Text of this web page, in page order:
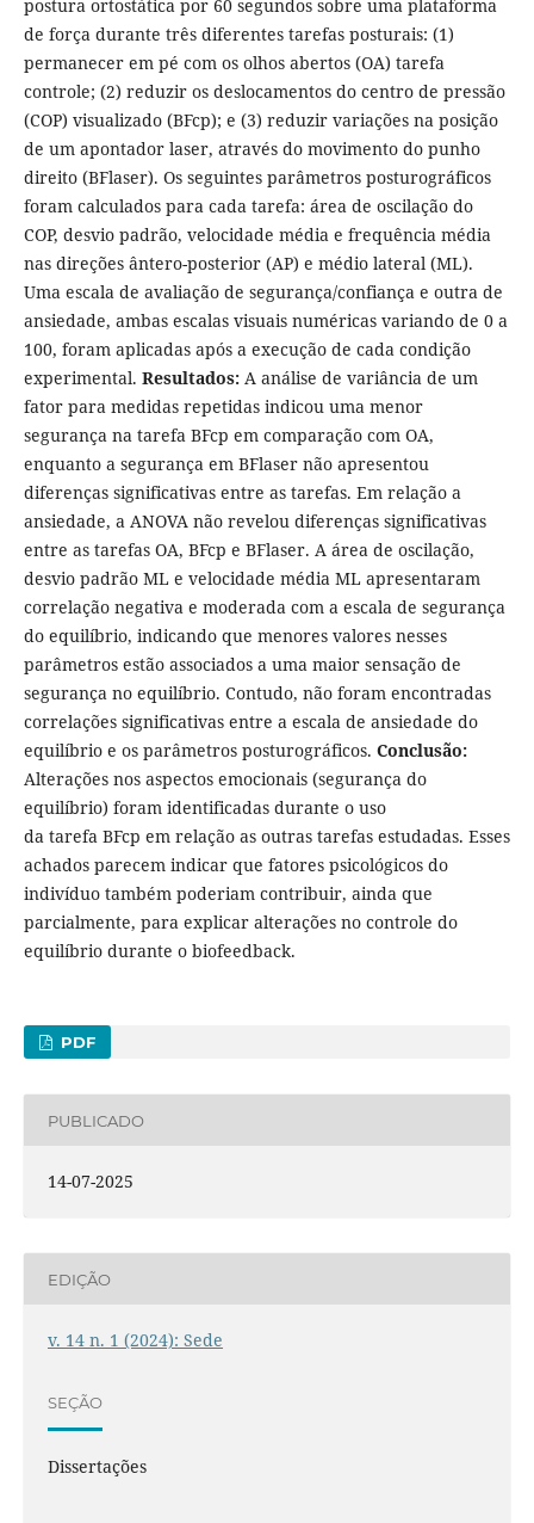
postura ortostática por 60 segundos sobre uma plataforma
de força durante três diferentes tarefas posturais: (1)
permanecer em pé com os olhos abertos (OA) tarefa
controle; (2) reduzir os deslocamentos do centro de pressão
(COP) visualizado (BFcp); e (3) reduzir variações na posição
de um apontador laser, através do movimento do punho
direito (BFlaser). Os seguintes parâmetros posturográficos
foram calculados para cada tarefa: área de oscilação do
COP, desvio padrão, velocidade média e frequência média
nas direções ântero-posterior (AP) e médio lateral (ML).
Uma escala de avaliação de segurança/confiança e outra de
ansiedade, ambas escalas visuais numéricas variando de 0 a
100, foram aplicadas após a execução de cada condição
experimental. Resultados:A análise de variância de um
fator para medidas repetidas indicou uma menor
segurança na tarefa BFcp em comparação com OA,
enquanto a segurança em BFlaser não apresentou
diferenças significativas entre as tarefas. Em relação a
ansiedade, a ANOVA não revelou diferenças significativas
entre as tarefas OA, BFcp e BFlaser. A área de oscilação,
desvio padrão ML e velocidade média ML apresentaram
correlação negativa e moderada com a escala de segurança
do equilíbrio, indicando que menores valores nesses
parâmetros estão associados a uma maior sensação de
segurança no equilíbrio. Contudo, não foram encontradas
correlações significativas entre a escala de ansiedade do
equilíbrio e os parâmetros posturográficos. Conclusão:
Alterações nos aspectos emocionais (segurança do
equilíbrio) foram identificadas durante o uso
da tarefa BFcp em relação as outras tarefas estudadas. Esses
achados parecem indicar que fatores psicológicos do
indivíduo também poderiam contribuir, ainda que
parcialmente, para explicar alterações no controle do
equilíbrio durante o biofeedback.
PDF
PUBLICADO
14-07-2025
EDIÇÃO
v. 14 n. 1 (2024): Sede
SEÇÃO
Dissertações